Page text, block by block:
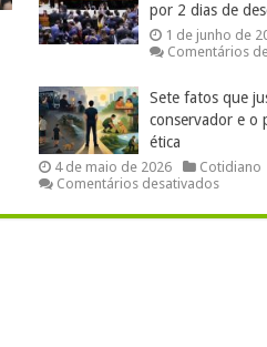
por 2 dias de
1 de junho de
Comentários
Sete fatos que
conservador e o
ética
4 de maio de 2026
Cotidiano
Comentários desativadosem
fatos